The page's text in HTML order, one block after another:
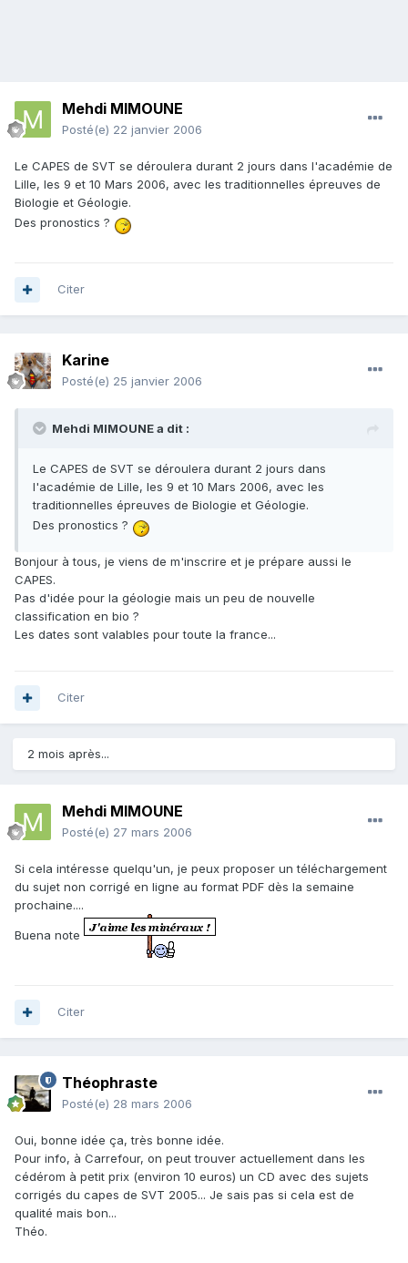
Mehdi MIMOUNE
Posté(e) 22 janvier 2006
Le CAPES de SVT se déroulera durant 2 jours dans l'académie de
Lille, les 9 et 10 Mars 2006, avec les traditionnelles épreuves de
Biologie et Géologie.
Des pronostics ?
Citer
Karine
Posté(e) 25 janvier 2006
Mehdi MIMOUNE a dit :
Le CAPES de SVT se déroulera durant 2 jours dans
l'académie de Lille, les 9 et 10 Mars 2006, avec les
traditionnelles épreuves de Biologie et Géologie.
Des pronostics ?
Bonjour à tous, je viens de m'inscrire et je prépare aussi le
CAPES.
Pas d'idée pour la géologie mais un peu de nouvelle
classification en bio ?
Les dates sont valables pour toute la france...
Citer
2 mois après...
Mehdi MIMOUNE
Posté(e) 27 mars 2006
Si cela intéresse quelqu'un, je peux proposer un téléchargement
du sujet non corrigé en ligne au format PDF dès la semaine
prochaine....
Buena note
Citer
Théophraste
Posté(e) 28 mars 2006
Oui, bonne idée ça, très bonne idée.
Pour info, à Carrefour, on peut trouver actuellement dans les
cédérom à petit prix (environ 10 euros) un CD avec des sujets
corrigés du capes de SVT 2005... Je sais pas si cela est de
qualité mais bon...
Théo.